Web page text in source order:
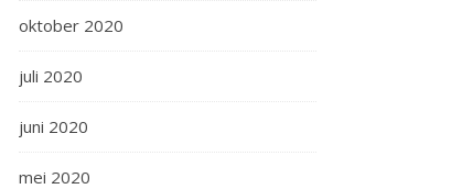
oktober 2020
juli 2020
juni 2020
mei 2020